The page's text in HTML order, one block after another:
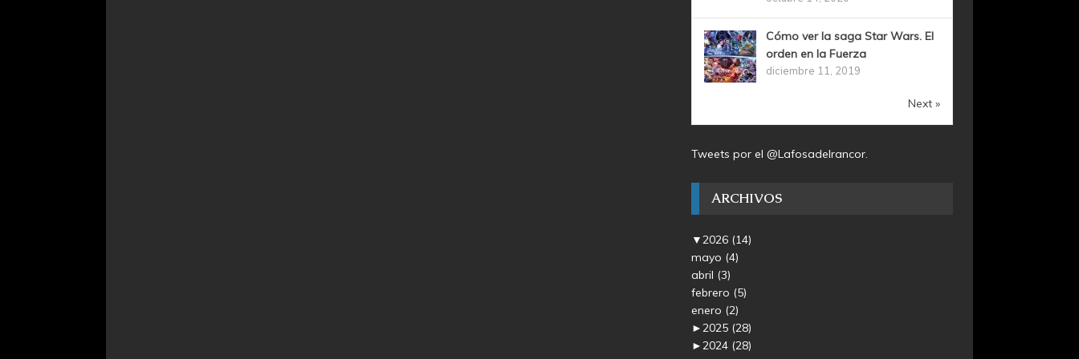
Cómo ver la saga Star Wars. El
orden en la Fuerza
diciembre 11, 2019
Next »
Tweets por el @Lafosadelrancor.
ARCHIVOS
▼2026 (14)
mayo (4)
abril (3)
febrero (5)
enero (2)
►2025 (28)
►2024 (28)